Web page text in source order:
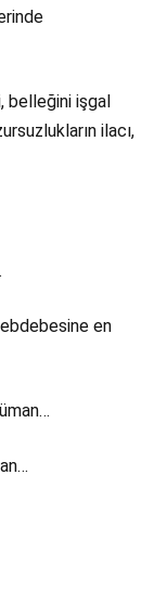
belleğini işgal
ilacı,
en